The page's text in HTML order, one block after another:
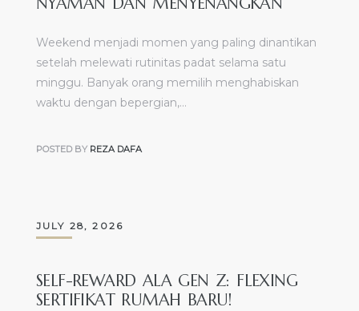
Weekend menjadi momen yang paling dinantikan
setelah melewati rutinitas padat selama satu
minggu. Banyak orang memilih menghabiskan
waktu dengan bepergian,…
POSTED BY REZA DAFA
JULY 28, 2026
SELF-REWARD ALA GEN Z: FLEXING
SERTIFIKAT RUMAH BARU!